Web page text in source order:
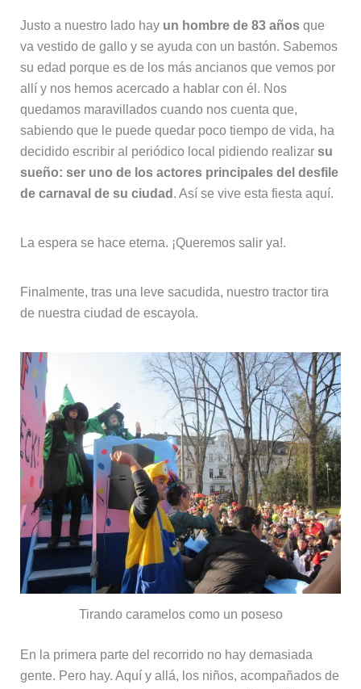
Justo a nuestro lado hay un hombre de 83 añosque
va vestido de gallo y se ayuda con un bastón. Sabemos
su edad porque es de los más ancianos que vemos por
allí y nos hemos acercado a hablar con él. Nos
quedamos maravillados cuando nos cuenta que,
sabiendo que le puede quedar poco tiempo de vida, ha
decidido escribir al periódico local pidiendo realizar su
sueño: ser uno de los actores principales del desfile
de carnaval de su ciudad . Así se vive esta fiesta aquí.
La espera se hace eterna. ¡Queremos salir ya!.
Finalmente, tras una leve sacudida, nuestro tractor tira
de nuestra ciudad de escayola.
Tirando caramelos como un poseso
En la primera parte del recorrido no hay demasiada
gente. Pero hay. Aquí y allá, los niños, acompañados de